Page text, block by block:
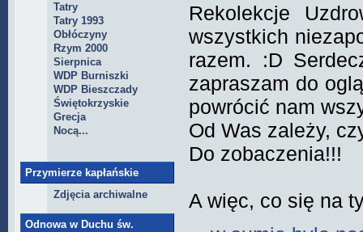
Tatry
Tatry 1993
Obłóczyny
Rzym 2000
Sierpnica
WDP Burniszki
WDP Bieszczady
Świętokrzyskie
Grecja
Nocą...
Przymierze kapłańskie
Zdjęcia archiwalne
Odnowa w Duchu św.
Rekolekcje
wszystkich
razem. :D
zapraszam do
powrócić nam
Od Was zależy,
Do zobaczenia!!!
A więc, co się na